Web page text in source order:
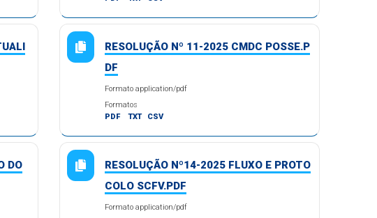
RESOLUÇÃO Nº 11-2025 CMDC POSSE.P
DF
Formato application/pdf
Formatos
PDF
TXT CSV
DO
RESOLUÇÃO Nº14-2025 FLUXO E PROTO
COLO SCFV.PDF
Formato application/pdf